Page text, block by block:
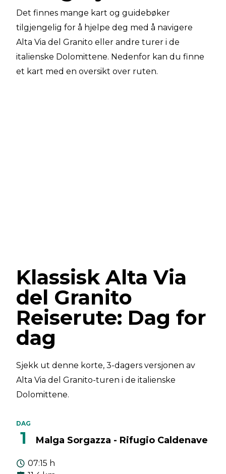
Det finnes mange kart og guidebøker
tilgjengelig for å hjelpe deg med å navigere
Alta Via del Granito eller andre turer i de
italienske Dolomittene. Nedenfor kan du finne
et kart med en oversikt over ruten.
Klassisk Alta Via
del Granito
Reiserute: Dag for
dag
Sjekk ut denne korte, 3-dagers versjonen av
Alta Via del Granito-turen i de italienske
Dolomittene.
DAG
1 Malga Sorgazza - Rifugio Caldenave
07:15 h